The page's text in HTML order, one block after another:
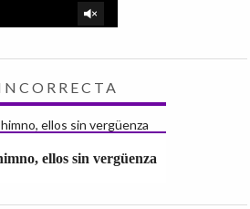
ellos sin vergüenza